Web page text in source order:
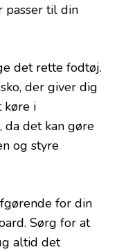
passer til din
det rette fodtøj.
der giver dig
køre i
det kan gøre
og styre
for din
Sørg for at
altid det